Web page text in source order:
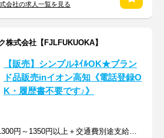
会社の求人一覧を見る
株式会社【FJLFUKUOKA】
【販売】シンプルﾈｲﾙOK★ブラン
ド品販売inイオン高知《電話登録O
K・履歴書不要です♪》
時給1300円～1350円以上＋交通費別途支給あり